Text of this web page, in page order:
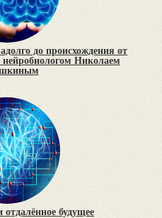
до происхождения от
Николаем
будущее